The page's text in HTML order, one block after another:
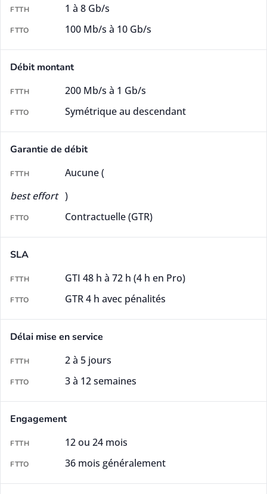
1 à 8 Gb/s
100 Mb/s à 10 Gb/s
Débit montant
200 Mb/s à 1 Gb/s
Symétrique au descendant
Garantie de débit
Aucune (
best effort )
Contractuelle (GTR)
SLA
GTI 48 h à 72 h (4 h en Pro)
GTR 4 h avec pénalités
Délai mise en service
2 à 5 jours
3 à 12 semaines
Engagement
12 ou 24 mois
36 mois généralement